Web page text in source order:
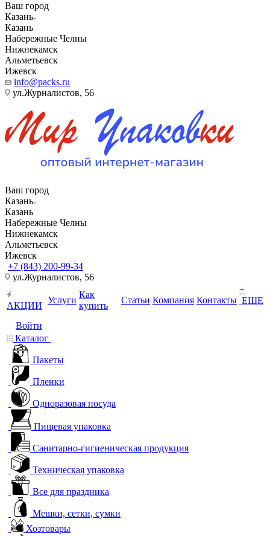
Ваш город
Казань
Казань
Набережные Челны
Нижнекамск
Альметьевск
Ижевск
info@packs.ru
ул.Журналистов, 56
Ваш город
Казань
Казань
Набережные Челны
Нижнекамск
Альметьевск
Ижевск
+7 (843) 200-99-34
ул.Журналистов, 56
АКЦИИ
Услуги
Как
купить
Статьи Компания Контакты
+
ЕЩЕ
Войти
Каталог
Пакеты
Пленки
Одноразовая посуда
Пищевая упаковка
Санитарно-гигиеническая продукция
Техническая упаковка
Все для праздника
Мешки, сетки, сумки
Хозтовары